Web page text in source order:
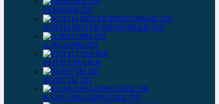
РЕВИЗИИ ПП
ЗОНТЫ ВЕНТИЛЯЦИОННЫЕ ПП
АЭРАТОРЫ ПП
РТИ И СМАЗКИ
ХОМУТЫ ПП
КЛАПАНЫ ОБРАТНЫЕ ПП